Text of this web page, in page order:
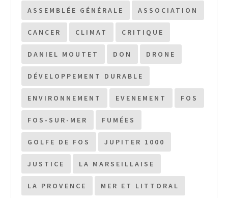
ASSEMBLÉE GÉNÉRALE ASSOCIATION
CANCER CLIMAT CRITIQUE
DANIEL MOUTET DON DRONE
DÉVELOPPEMENT DURABLE
ENVIRONNEMENT EVENEMENT FOS
FOS-SUR-MER FUMÉES
GOLFE DE FOS JUPITER 1000
JUSTICE LA MARSEILLAISE
LA PROVENCE MER ET LITTORAL